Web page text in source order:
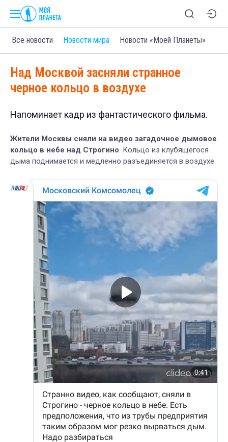
Все новости Новости мира Новости «Моей Планеты»
Над Москвой засняли странное
черное кольцо в воздухе
Напоминает кадр из фантастического фильма.
Жители Москвы сняли на видео загадочное дымовое
кольцо в небе над Строгино. Кольцо из клубящегося
дыма поднимается и медленно разъединяется в воздухе.